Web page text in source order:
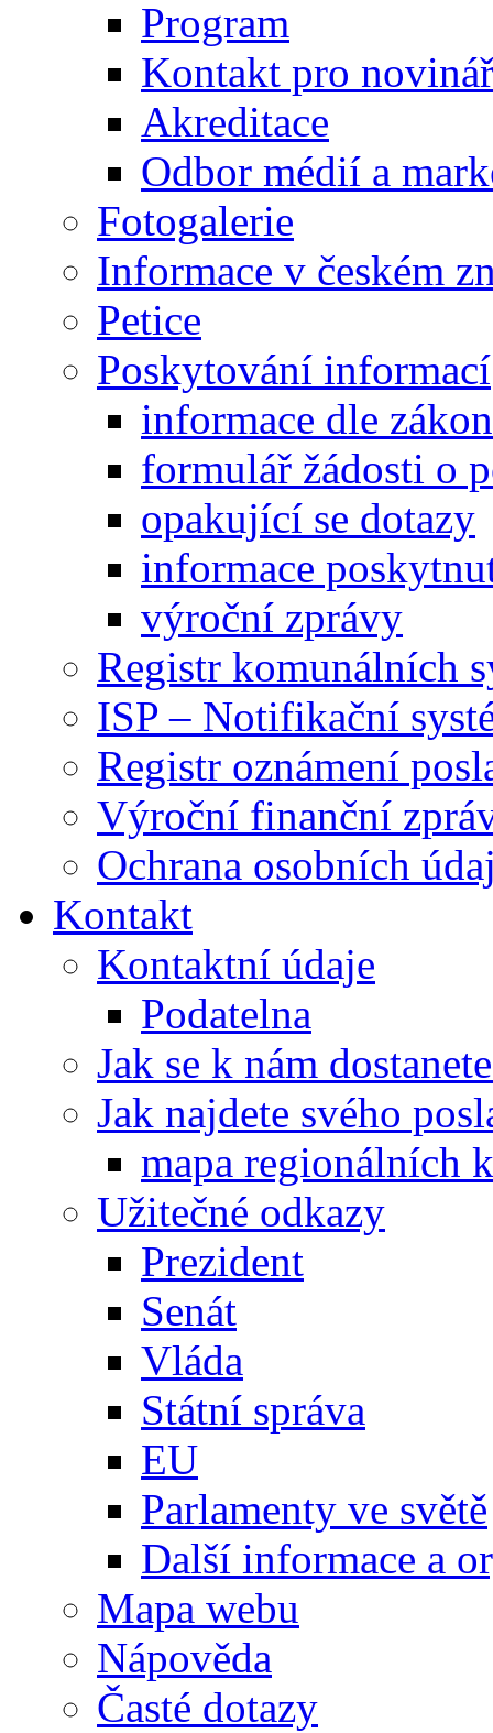
Program
Kontakt pro
Akreditace
Odbor médií a
Fotogalerie
Informace v českém
Petice
Poskytování informací
informace dle
formulář žádosti o
opakující se dotazy
informace
výroční zprávy
Registr komunálních
ISP – Notifikační
Registr oznámení
Výroční finanční
Ochrana osobních
Kontakt
Kontaktní údaje
Podatelna
Jak se k nám
Jak najdete svého
mapa regionálních
Užitečné odkazy
Prezident
Senát
Vláda
Státní správa
EU
Parlamenty ve světě
Další informace a
Mapa webu
Nápověda
Časté dotazy